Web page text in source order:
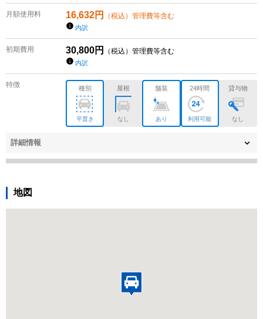
月額使用料 16,632円 （税込）管理費等含む
内訳
初期費用 30,800円 （税込）管理費等含む
内訳
特徴 種別
平置き
屋根
なし
舗装
あり
24時間
利用可能
貸与物
なし
詳細情報
地図